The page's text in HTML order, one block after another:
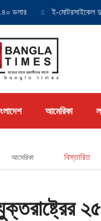
ই-মোটরসাইকেল
আমেরিকা
আমেরিকা বিস্তারিত